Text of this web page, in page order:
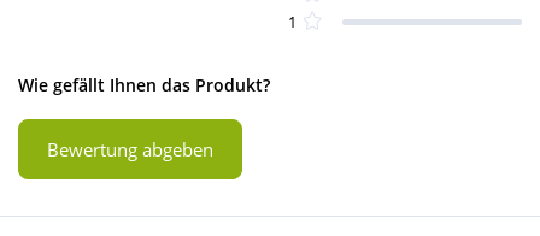
1
Wie gefällt Ihnen das Produkt?
Bewertung abgeben